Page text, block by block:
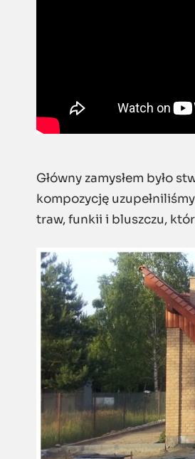
Główny zamysłem było
kompozycję
traw, funkii i bluszczu,